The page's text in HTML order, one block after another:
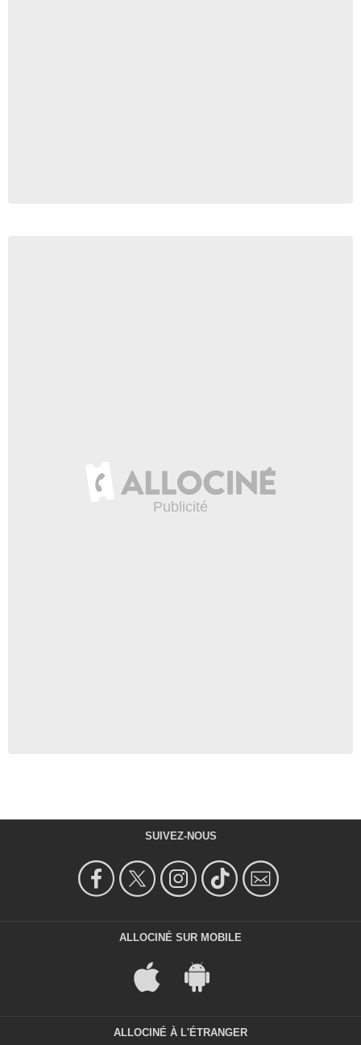
SUIVEZ-NOUS
ALLOCINÉ SUR MOBILE
ALLOCINÉ À L'ÉTRANGER